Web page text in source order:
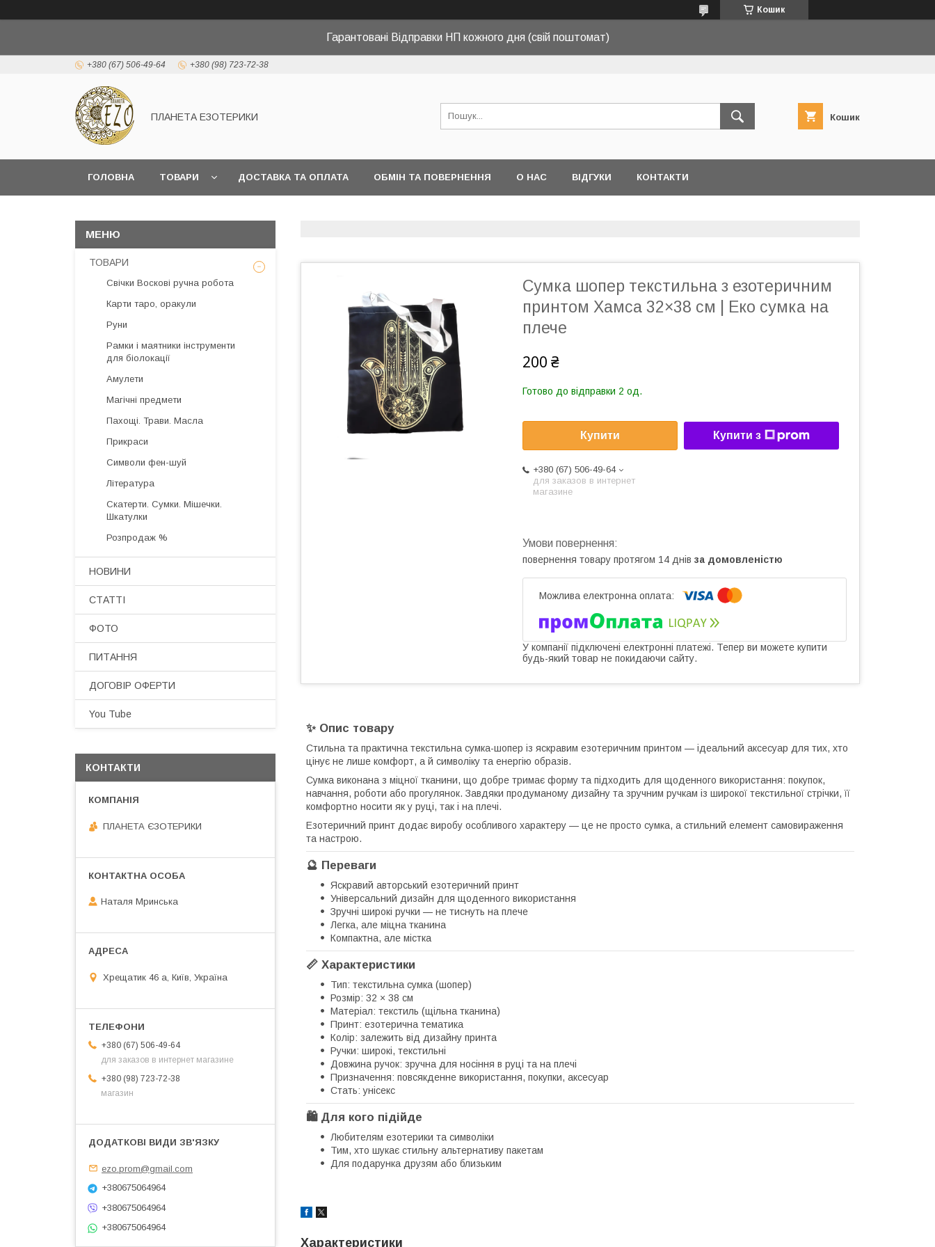
Кошик
Гарантовані Відправки НП кожного дня (свій поштомат)
+380 (67) 506-49-64 +380 (98) 723-72-38
ПЛАНЕТА ЕЗОТЕРИКИ Кошик
ГОЛОВНА ТОВАРИ ДОСТАВКА ТА ОПЛАТА ОБМІН ТА ПОВЕРНЕННЯ О НАС ВІДГУКИ КОНТАКТИ
Сумка шопер текстильна з езотеричним
принтом Хамса 32×38 см | Еко сумка на
плече
200 ₴
Готово до відправки 2 од.
Купити Купити з
+380 (67) 506-49-64
для заказов в интернет
магазине
повернення товару протягом 14 днів за домовленістю
У компанії підключені електронні платежі. Тепер ви можете купити
будь-який товар не покидаючи сайту.
✨ Опис товару
Стильна та практична текстильна сумка-шопер із яскравим езотеричним принтом — ідеальний аксесуар для тих, хто
цінує не лише комфорт, а й символіку та енергію образів.
Сумка виконана з міцної тканини, що добре тримає форму та підходить для щоденного використання: покупок,
навчання, роботи або прогулянок. Завдяки продуманому дизайну та зручним ручкам із широкої текстильної стрічки, її
комфортно носити як у руці, так і на плечі.
Езотеричний принт додає виробу особливого характеру — це не просто сумка, а стильний елемент самовираження
та настрою.
🔮 Переваги
Яскравий авторський езотеричний принт
Універсальний дизайн для щоденного використання
Зручні широкі ручки — не тиснуть на плече
Легка, але міцна тканина
Компактна, але містка
📏 Характеристики
Тип: текстильна сумка (шопер)
Розмір: 32 × 38 см
Матеріал: текстиль (щільна тканина)
Принт: езотерична тематика
Колір: залежить від дизайну принта
Ручки: широкі, текстильні
Довжина ручок: зручна для носіння в руці та на плечі
Призначення: повсякденне використання, покупки, аксесуар
Стать: унісекс
🛍️ Для кого підійде
Любителям езотерики та символіки
Тим, хто шукає стильну альтернативу пакетам
Для подарунка друзям або близьким
Характеристики
ТОВАРИ
Свічки Воскові ручна робота
Карти таро, оракули
Руни
Рамки і маятники інструменти
для біолокації
Амулети
Магічні предмети
Пахощі. Трави. Масла
Прикраси
Символи фен-шуй
Література
Скатерти. Сумки. Мішечки.
Шкатулки
Розпродаж %
НОВИНИ
СТАТТІ
ФОТО
ПИТАННЯ
ДОГОВІР ОФЕРТИ
You Tube
КОНТАКТИ
ПЛАНЕТА ЄЗОТЕРИКИ
Наталя Мринська
Хрещатик 46 а, Київ, Україна
+380 (67) 506-49-64
для заказов в интернет магазине
+380 (98) 723-72-38
магазин
ezo.prom@gmail.com
+380675064964
+380675064964
+380675064964